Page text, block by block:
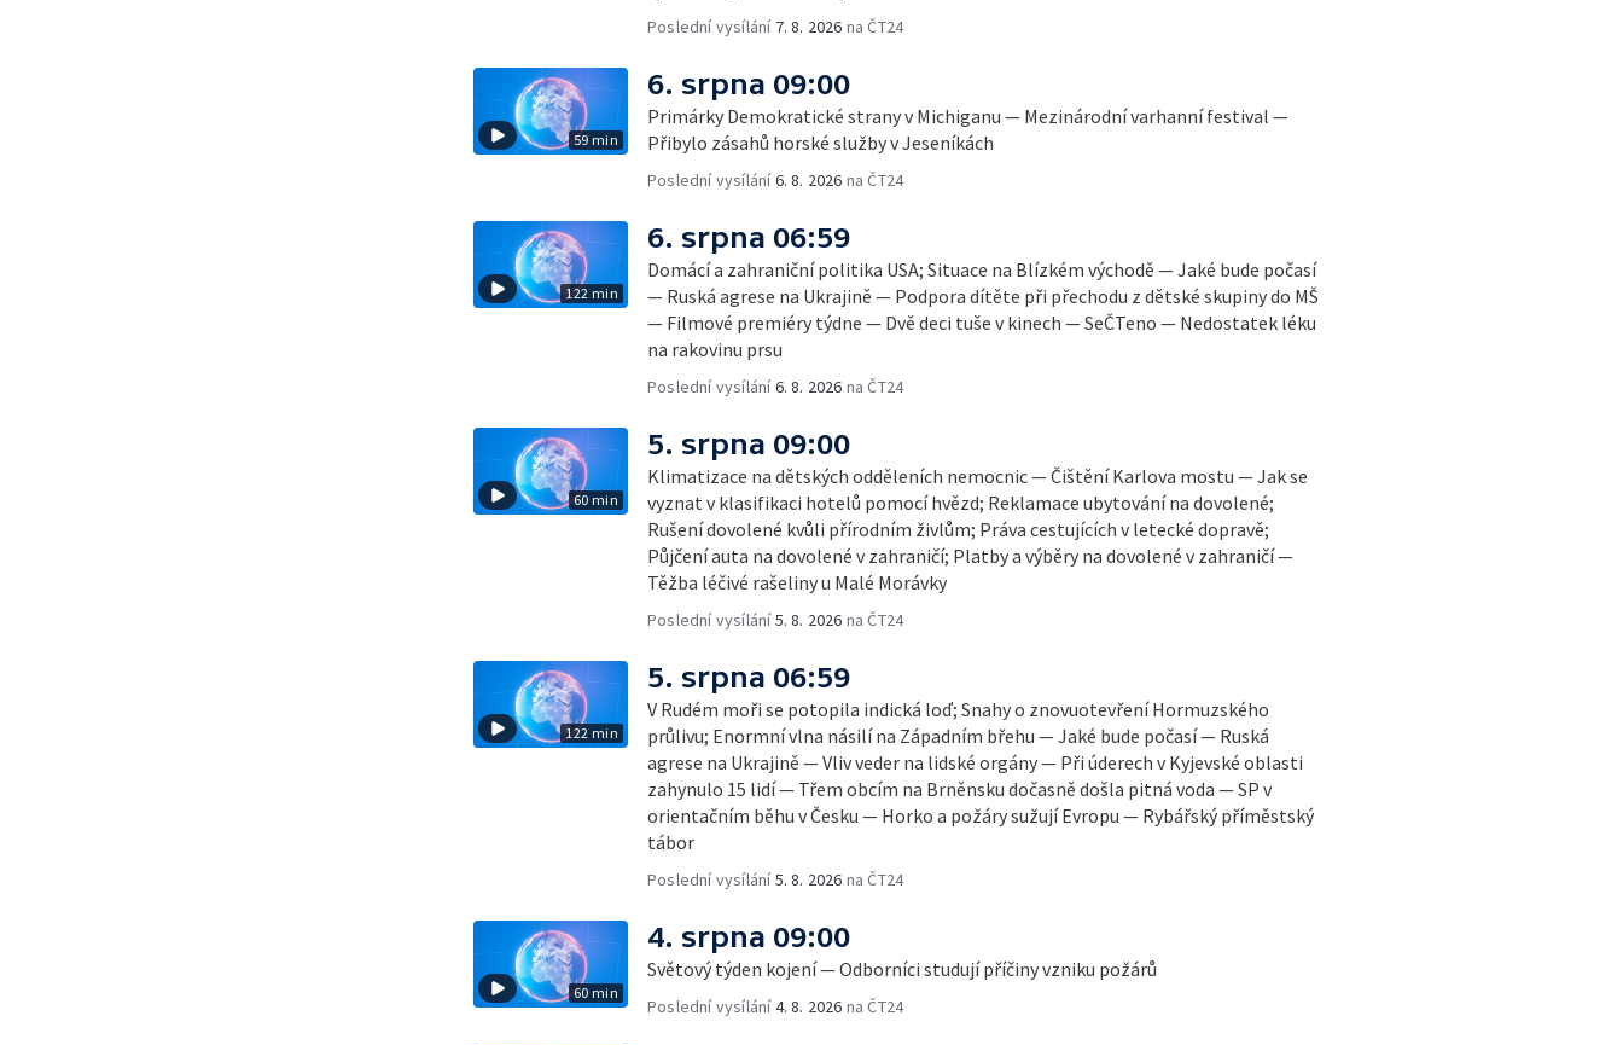
Poslední vysílání 7. 8. 2026 na ČT24
59 min
6. srpna 09:00
Primárky Demokratické strany v Michiganu — Mezinárodní varhanní festival —
Přibylo zásahů horské služby v Jeseníkách
Poslední vysílání6. 8. 2026 na ČT24
122 min
6. srpna 06:59
Domácí a zahraniční politika USA; Situace na Blízkém východě — Jaké bude počasí
— Ruská agrese na Ukrajině — Podpora dítěte při přechodu z dětské skupiny do MŠ
— Filmové premiéry týdne — Dvě deci tuše v kinech — SeČTeno — Nedostatek léku
na rakovinu prsu
Poslední vysílání6. 8. 2026 na ČT24
60 min
5. srpna 09:00
Klimatizace na dětských odděleních nemocnic — Čištění Karlova mostu — Jak se
vyznat v klasifikaci hotelů pomocí hvězd; Reklamace ubytování na dovolené;
Rušení dovolené kvůli přírodním živlům; Práva cestujících v letecké dopravě;
Půjčení auta na dovolené v zahraničí; Platby a výběry na dovolené v zahraničí —
Těžba léčivé rašeliny u Malé Morávky
Poslední vysílání5. 8. 2026 na ČT24
122 min
5. srpna 06:59
V Rudém moři se potopila indická loď; Snahy o znovuotevření Hormuzského
průlivu; Enormní vlna násilí na Západním břehu — Jaké bude počasí — Ruská
agrese na Ukrajině — Vliv veder na lidské orgány — Při úderech v Kyjevské oblasti
zahynulo 15 lidí — Třem obcím na Brněnsku dočasně došla pitná voda — SP v
orientačním běhu v Česku — Horko a požáry sužují Evropu — Rybářský příměstský
tábor
Poslední vysílání5. 8. 2026 na ČT24
60 min
4. srpna 09:00
Světový týden kojení — Odborníci studují příčiny vzniku požárů
Poslední vysílání4. 8. 2026 na ČT24